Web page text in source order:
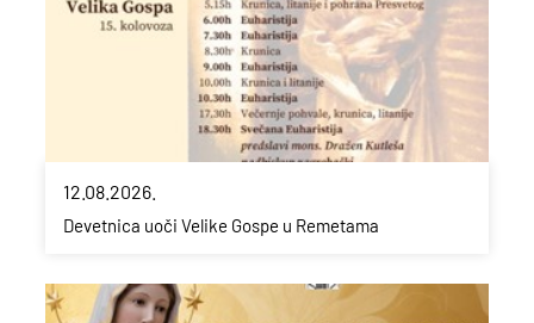
12.08.2026.
Devetnica uoči Velike Gospe u Remetama